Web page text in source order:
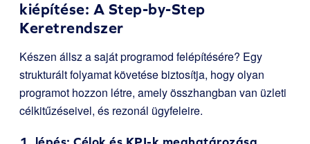
kiépítése: A Step-by-Step
Keretrendszer
Készen állsz a saját programod felépítésére? Egy
strukturált folyamat követése biztosítja, hogy olyan
programot hozzon létre, amely összhangban van üzleti
célkitűzéseivel, és rezonál ügyfeleire.